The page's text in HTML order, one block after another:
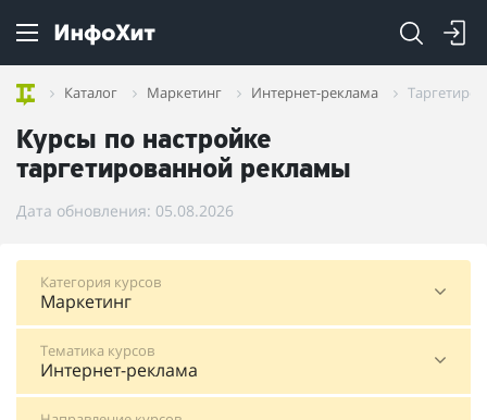
Каталог Маркетинг Интернет-реклама
Курсы по настройке
таргетированной рекламы
Дата обновления: 05.08.2026
Маркетинг
Категория курсов
Интернет-реклама
Тематика курсов